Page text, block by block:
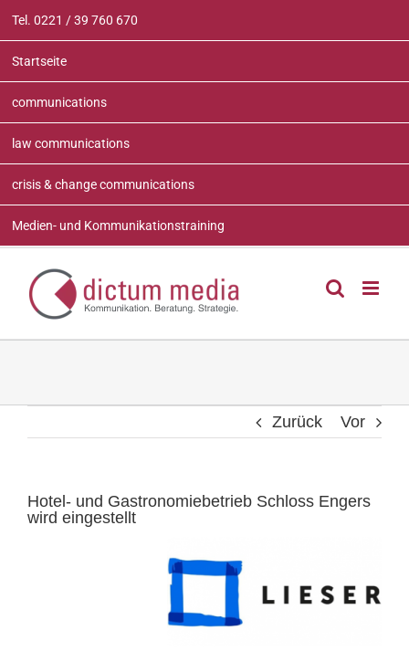
Inhalt
springen
Tel. 0221 / 39 760 670
Startseite
communications
law communications
crisis & change communications
Medien- und Kommunikationstraining
Zurück Vor
Hotel- und Gastronomiebetrieb Schloss Engers
wird eingestellt